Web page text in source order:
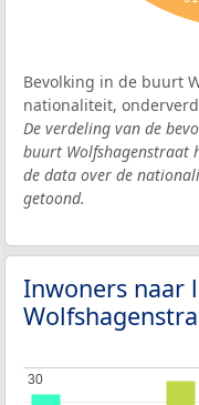
Bevolking in de buurt
nationaliteit,
De verdeling van de
buurt Wolfshagenstraat
de data over de
getoond.
Inwoners naar
30
30